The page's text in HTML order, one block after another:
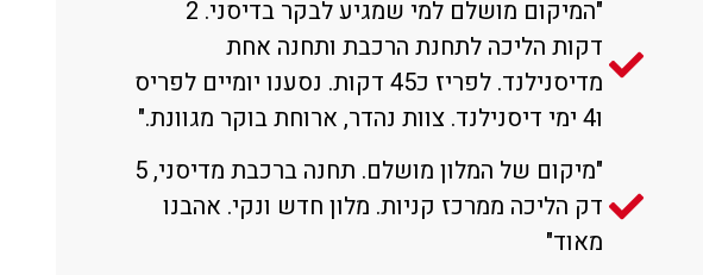
"המיקום מושלם למי שמגיע לבקר בדיסני. 2
דקות הליכה לתחנת הרכבת ותחנה אחת
מדיסנילנד. לפריז כ45 דקות. נסענו יומיים לפריס
ו4 ימי דיסנילנד. צוות נהדר, ארוחת בוקר מגוונת."
"מיקום של המלון מושלם. תחנה ברכבת מדיסני, 5
דק הליכה ממרכז קניות. מלון חדש ונקי. אהבנו
מאוד"